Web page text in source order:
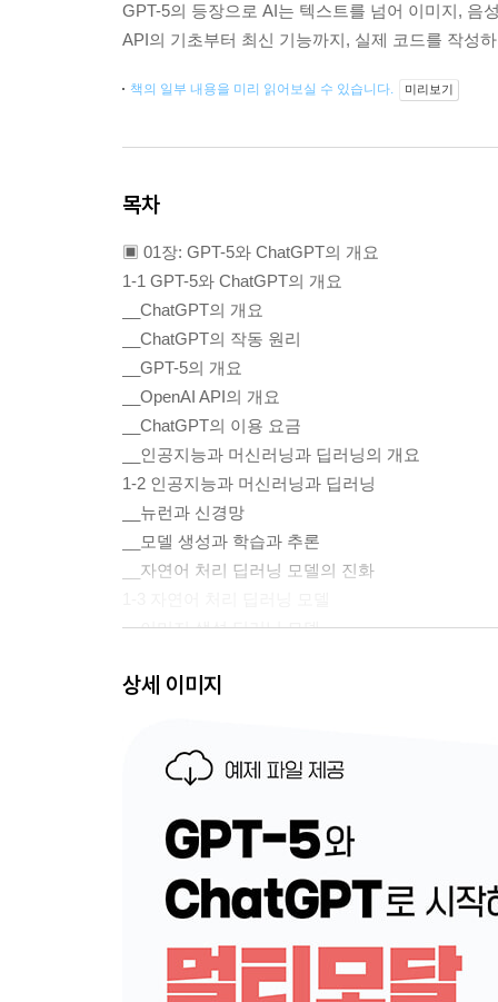
GPT-5의 등장으로 AI는 텍스트를 넘어 이미지, 음
API의 기초부터 최신 기능까지, 실제 코드를 작성
책의 일부 내용을 미리 읽어보실 수 있습니다. 미리보기
목차
▣ 01장: GPT-5와 ChatGPT의 개요
1-1 GPT-5와 ChatGPT의 개요
__ChatGPT의 개요
__ChatGPT의 작동 원리
__GPT-5의 개요
__OpenAI API의 개요
__ChatGPT의 이용 요금
__인공지능과 머신러닝과 딥러닝의 개요
1-2 인공지능과 머신러닝과 딥러닝
__뉴런과 신경망
__모델 생성과 학습과 추론
__자연어 처리 딥러닝 모델의 진화
__이미지 생성 딥러닝 모델
__ChatGPT의 화면 구성
__ChatGPT의 주요 활용 사례
__ChatGPT의 도구 그룹
__음성 입력과 음성 모드
__임시 채팅
__대화 내용을 학습시키지 않는 설정
2-2 ChatGPT Agent 사용법
상세 이미지